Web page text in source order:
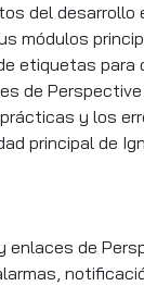
del desarrollo
módulos
etiquetas para
de
y los
principal de
enlaces de